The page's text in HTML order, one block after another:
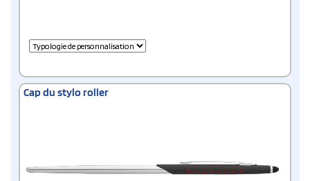
Cap du stylo roller